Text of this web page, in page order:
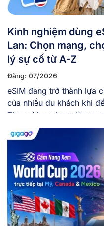
Kinh nghiệm dùng
Lan: Chọn mạng,
lý sự cố từ A-Z
Đăng: 07/2026
eSIM đang trở thành lựa
của nhiều du khách khi
Thay vì loay hoay tìm
sân bay, việc chủ động
tuyến và cài eSIM sẵn
khi bay giúp bạn tiết
mạng ngay khi […]